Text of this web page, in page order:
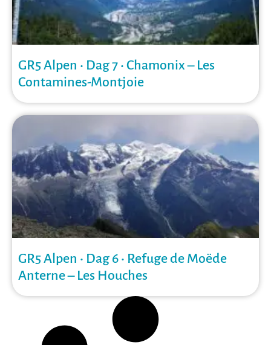
GR5 Alpen • Dag 7 • Chamonix – Les
Contamines-Montjoie
GR5 Alpen • Dag 6 • Refuge de Moëde
Anterne – Les Houches